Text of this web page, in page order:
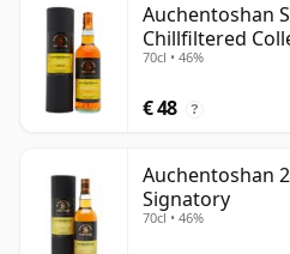
Auchentoshan
Chillfiltered
oud
70cl • 46%
€ 48 ?
Auchentoshan
Signatory
70cl • 46%